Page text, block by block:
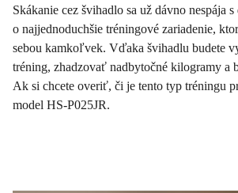
Skákanie cez švihadlo sa už dávno nespája
o najjednoduchšie tréningové zariadenie,
sebou kamkoľvek. Vďaka švihadlu budete
tréning, zhadzovať nadbytočné kilogramy a
Ak si chcete overiť, či je tento typ tréningu
model HS-P025JR.